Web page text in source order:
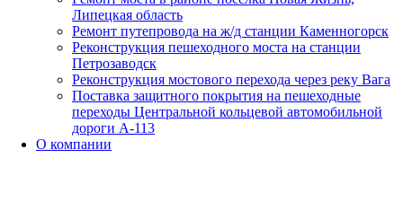
Липецкая область
Ремонт путепровода на ж/д станции Каменногорск
Реконструкция пешеходного моста на станции
Петрозаводск
Реконструкция мостового перехода через реку Вага
Поставка защитного покрытия на пешеходные
переходы Центральной кольцевой автомобильной
дороги А-113
О компании